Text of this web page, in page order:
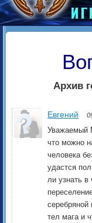
Архив
Евгений
Уважаемый
что можно
человека
удастся
ли узнать
серебряной
тел мага и